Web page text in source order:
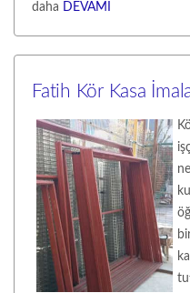
daha DEVAMI
Fatih Kör Kasa